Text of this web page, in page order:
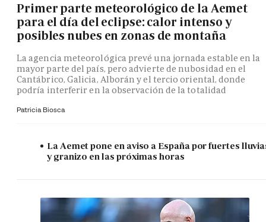
Primer parte meteorológico de la Aemet
para el día del eclipse: calor intenso y
posibles nubes en zonas de montaña
La agencia meteorológica prevé una jornada estable en la
mayor parte del país, pero advierte de nubosidad en el
Cantábrico, Galicia, Alborán y el tercio oriental, donde
podría interferir en la observación de la totalidad
Patricia Biosca
La Aemet pone en aviso a España por fuertes
y granizo en las próximas horas